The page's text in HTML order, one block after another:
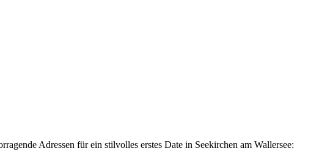
Adressen für ein stilvolles erstes Date in Seekirchen am Wallersee: